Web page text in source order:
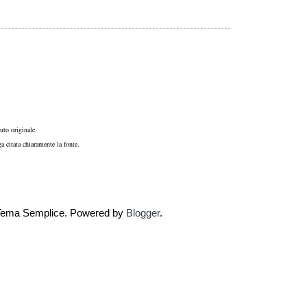
originale.
citata chiaramente la fonte.
Semplice. Powered by Blogger.